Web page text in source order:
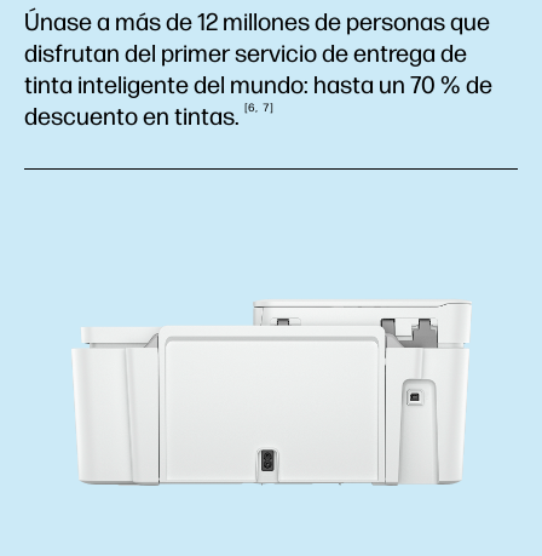
Únase a más de 12 millones de personas que
disfrutan del primer servicio de entrega de
tinta inteligente del mundo: hasta un 70 % de
descuento en tintas. 6 7